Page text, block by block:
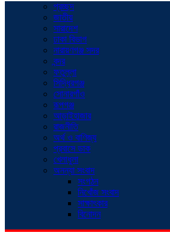
প্রচ্ছদ
জাতীয়
সারাদেশ
ঢাকা বিভাগ
নারায়ণগঞ্জ সদর
বন্দর
ফতুল্লা
সিদ্ধিরগঞ্জ
সোনারগাঁও
রূপগঞ্জ
আড়াইহাজার
রাজনীতি
অর্থ ও বাণিজ্য
প্রবাসে ডাক
খেলাধুলা
অনন্যা সংবাদ
সংগঠন
নিখোঁজ সংবাদ
সাক্ষাৎকার
বিনোদন